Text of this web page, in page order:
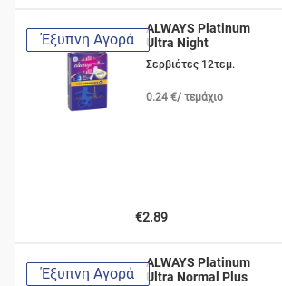
Έξυπνη Αγορά
ALWAYS Platinum
Ultra Night
Σερβιέτες 12τεμ.
0.24 €/ τεμάχιο
€2.89
Έξυπνη Αγορά
ALWAYS Platinum
Ultra Normal Plus